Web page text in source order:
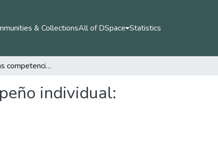
& CollectionsAll of DSpace Statistics
Impacto de las competencias digitales en el desempeño individual: evidencia desde un contact center en Manizales
individual: